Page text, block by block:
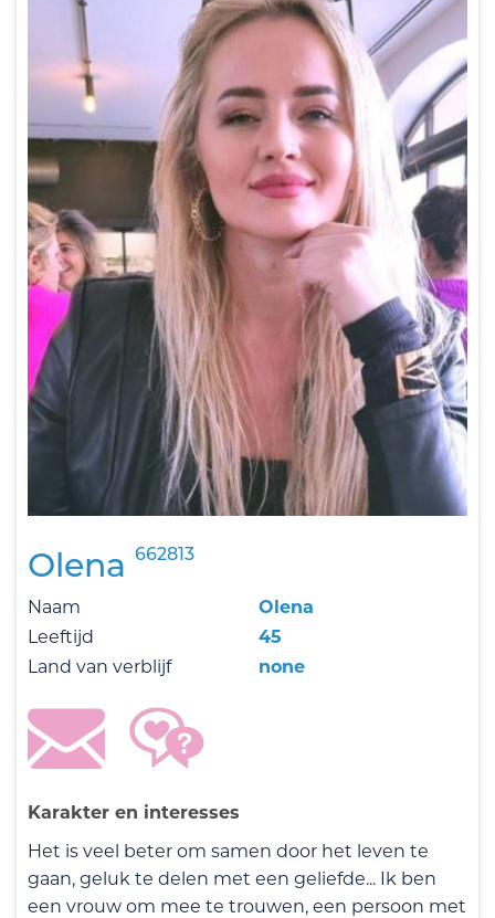
Olena 662813
Naam
Olena
Leeftijd
45
Land van verblijf
none
Karakter en interesses
Het is veel beter om samen door het leven te
gaan, geluk te delen met een geliefde... Ik ben
een vrouw om mee te trouwen, een persoon met